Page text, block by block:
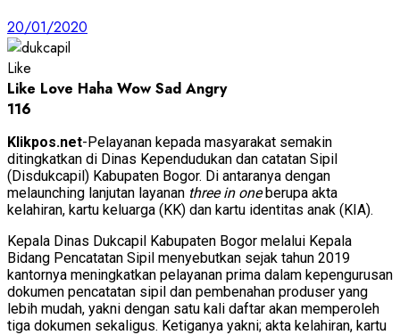
20/01/2020
Like
Like Love Haha Wow Sad Angry
116
Klikpos.net-Pelayanan kepada masyarakat semakin
ditingkatkan di Dinas Kependudukan dan catatan Sipil
(Disdukcapil) Kabupaten Bogor. Di antaranya dengan
melaunching lanjutan layanan three in oneberupa akta
kelahiran, kartu keluarga (KK) dan kartu identitas anak (KIA).
Kepala Dinas Dukcapil Kabupaten Bogor melalui Kepala
Bidang Pencatatan Sipil menyebutkan sejak tahun 2019
kantornya meningkatkan pelayanan prima dalam kepengurusan
dokumen pencatatan sipil dan pembenahan produser yang
lebih mudah, yakni dengan satu kali daftar akan memperoleh
tiga dokumen sekaligus. Ketiganya yakni; akta kelahiran, kartu